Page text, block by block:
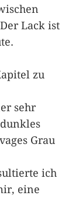
Lack ist
zu
sehr
Grau
ich
eine